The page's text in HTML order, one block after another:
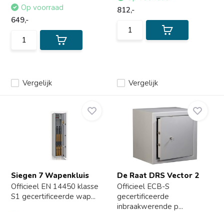
Vergelijk
Op voorraad
649,-
Vergelijk
812,-
Siegen 7 Wapenkluis
Officieel EN 14450 klasse
S1 gecertificeerde wap...
De Raat DRS Vector 2
Officieel ECB-S
gecertificeerde
inbraakwerende p...